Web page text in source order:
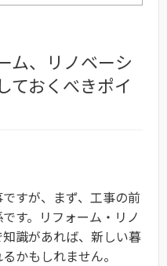
ム、リノベーシ
ておくべきポイ
すが、まず、工事の前
す。リフォーム・リノ
識があれば、新しい暮
かもしれません。